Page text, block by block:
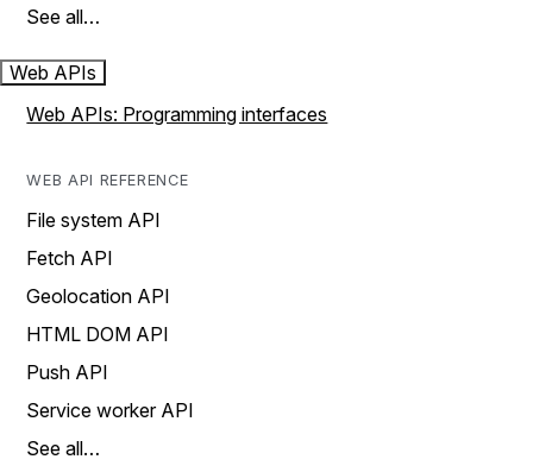
See all…
Web APIs
Web APIs: Programming interfaces
WEB API REFERENCE
File system API
Fetch API
Geolocation API
HTML DOM API
Push API
Service worker API
See all…